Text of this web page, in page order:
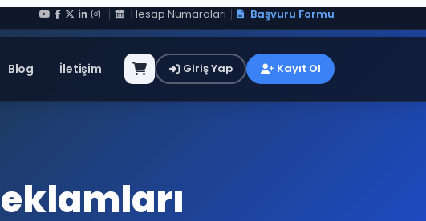
Hesap Numaraları Başvuru Formu
Blog İletişim Giriş Yap Kayıt Ol